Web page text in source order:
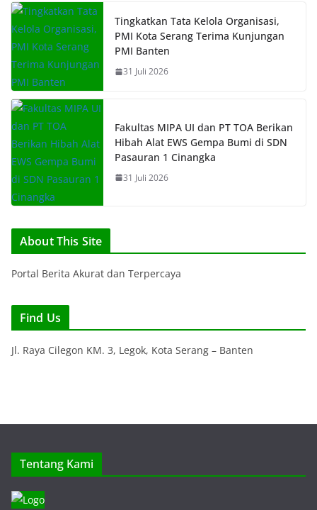
Tingkatkan Tata Kelola Organisasi,
PMI Kota Serang Terima Kunjungan
PMI Banten
31 Juli 2026
Fakultas MIPA UI dan PT TOA Berikan
Hibah Alat EWS Gempa Bumi di SDN
Pasauran 1 Cinangka
31 Juli 2026
About This Site
Portal Berita Akurat dan Terpercaya
Find Us
Jl. Raya Cilegon KM. 3, Legok, Kota Serang – Banten
Tentang Kami